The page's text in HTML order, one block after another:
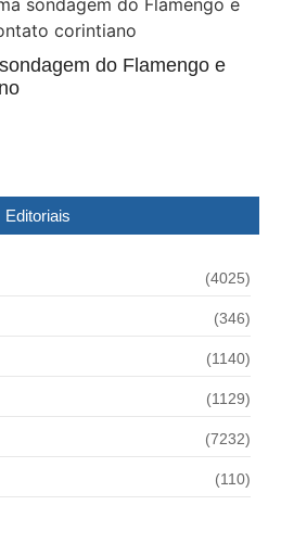
do Flamengo e
Editoriais
(4025)
(346)
(1140)
(1129)
(7232)
(110)